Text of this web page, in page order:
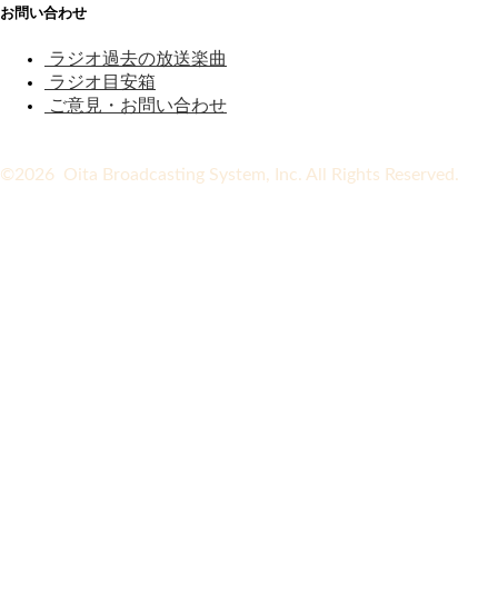
お問い合わせ
ラジオ過去の放送楽曲
ラジオ目安箱
ご意見・お問い合わせ
©2026 Oita Broadcasting System, Inc. All Rights Reserved.